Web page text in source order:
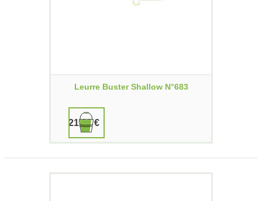
Leurre Buster Shallow N°683
21,00 €